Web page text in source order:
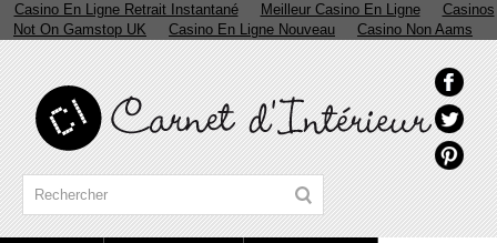
Casino En Ligne Retrait Instantané Meilleur Casino En Ligne
Casinos
Not On Gamstop UK
Casino En Ligne Nouveau Casino Non Aams